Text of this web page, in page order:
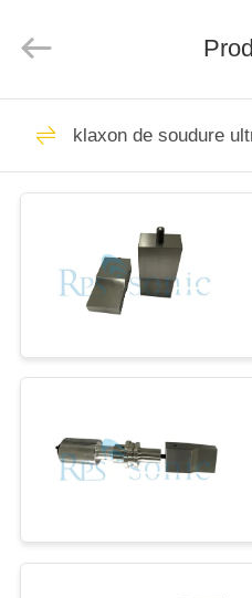
MAISON
PRODUITS
SUJET
NOUS
VISITE
D'USINE
CONTRÔLE
DE
Co.,
Reserved.
Outil de
soudure
klaxon de soudure